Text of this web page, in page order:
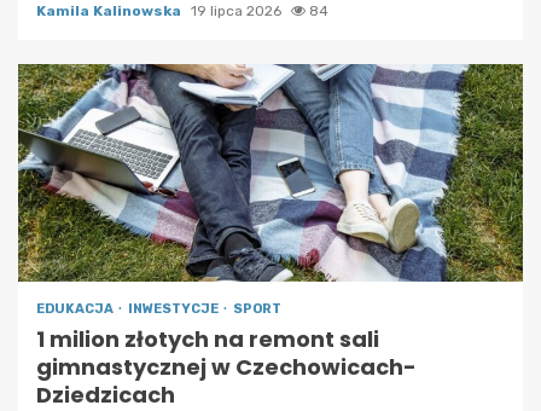
Kamila Kalinowska 19 lipca 2026 84
EDUKACJA INWESTYCJE SPORT
1 milion złotych na remont sali
gimnastycznej w Czechowicach-
Dziedzicach